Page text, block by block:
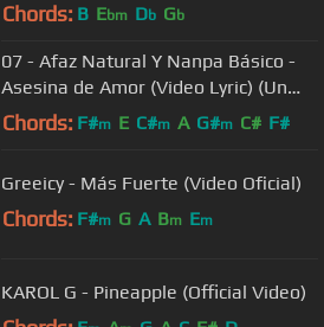
Chords: B Ebm Db Gb
07 - Afaz Natural Y Nanpa Básico -
Asesina de Amor (Video Lyric) (Un
Romantico en el Ghetto 2017)
Chords: F#m E C#m A G#m C# F#
Greeicy - Más Fuerte (Video Oficial)
Chords: F#m G A Bm Em
KAROL G - Pineapple (Official Video)